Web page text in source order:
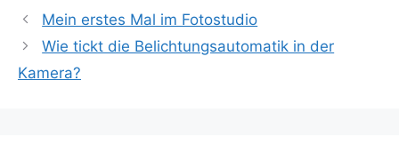
Mein erstes Mal im Fotostudio
Wie tickt die Belichtungsautomatik in der
Kamera?